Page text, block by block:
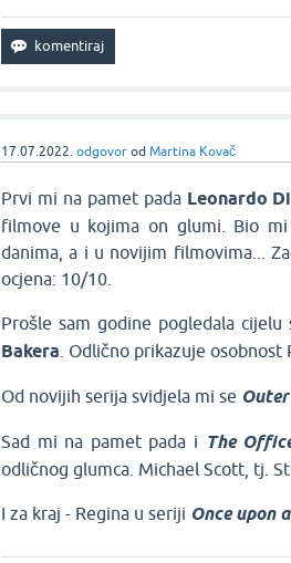
17.07.2022. odgovor odMartina Kovač
Prvi mi na pamet pada Leonardo
filmove u kojima on glumi. Bio
danima, a i u novijim filmovima...
ocjena: 10/10.
Prošle sam godine pogledala cijelu
Bakera . Odlično prikazuje osobnost
Od novijih serija svidjela mi se
Sad mi na pamet pada i The
odličnog glumca. Michael Scott, tj.
I za kraj - Regina u seriji Once upon